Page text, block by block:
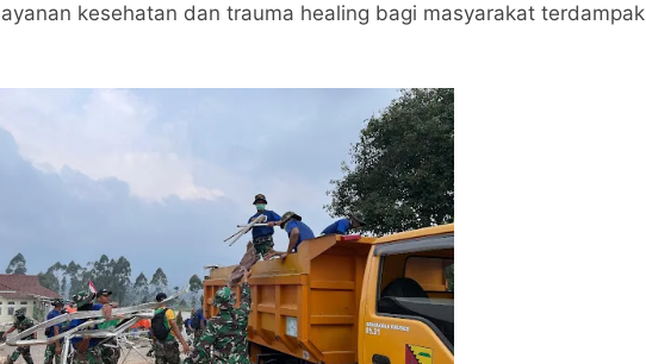
kesehatan dan trauma healing bagi masyarakat terdampak